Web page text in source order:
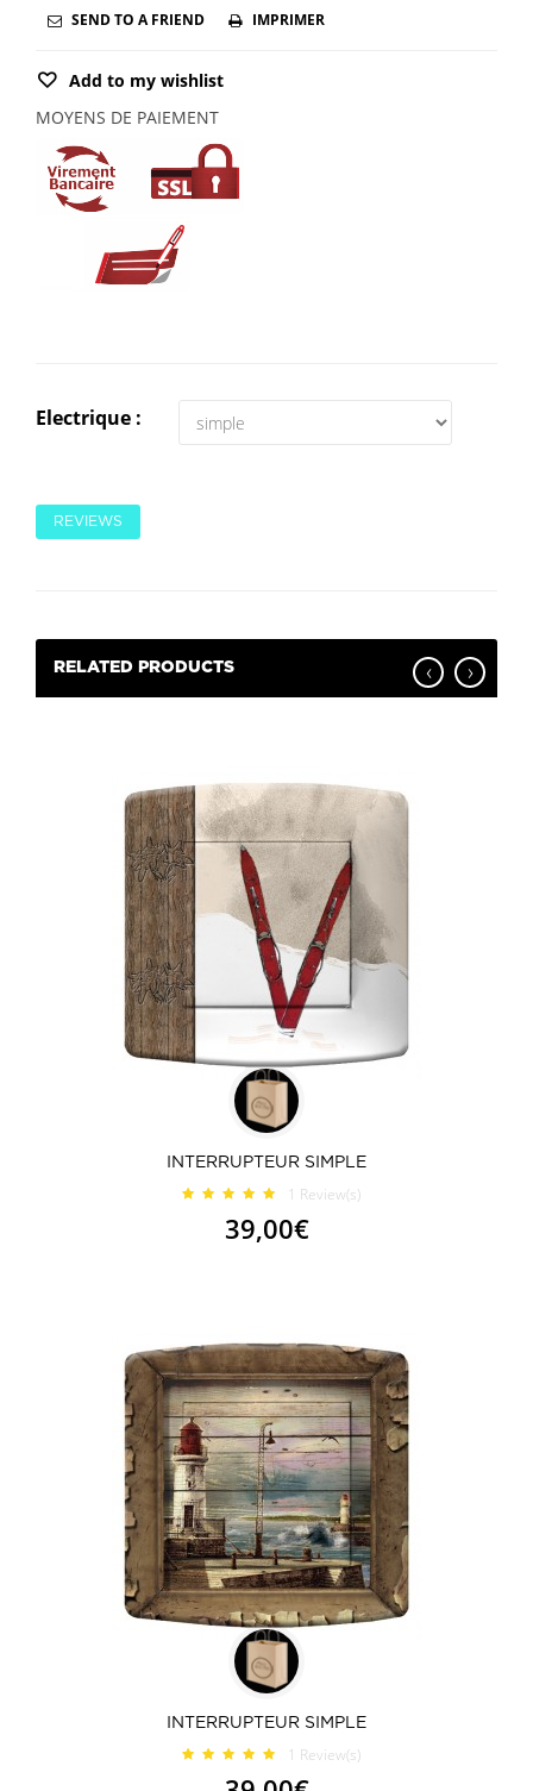
SEND TO A FRIEND IMPRIMER
Add to my wishlist
MOYENS DE PAIEMENT
Electrique :
REVIEWS
RELATED PRODUCTS ‹ ›
INTERRUPTEUR SIMPLE
1 Review(s)
39,00€
INTERRUPTEUR SIMPLE
1 Review(s)